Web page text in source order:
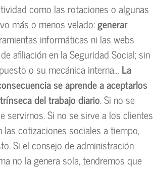
como las rotaciones o algunas
más o menos velado:generar
informáticas ni las webs
afiliación en la Seguridad Social; sin
o su mecánica interna… La
se aprende a aceptarlos
del trabajo diario. Si no se
servirnos. Si no se sirve a los clientes
cotizaciones sociales a tiempo,
Si el consejo de administración
no la genera sola, tendremos que